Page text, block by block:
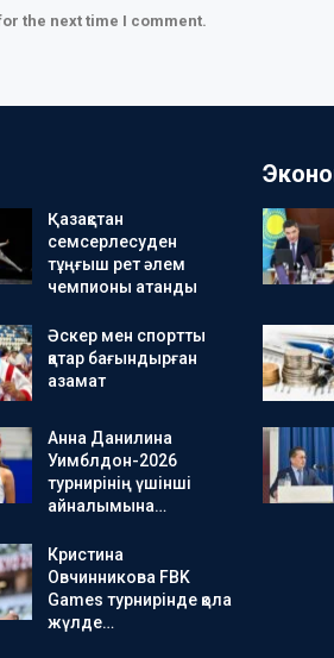
the next time I comment.
Қазақстан
семсерлесуден
тұңғыш рет әлем
чемпионы атанды
Әскер мен спортты
қатар бағындырған
азамат
Анна Данилина
Уимблдон-2026
турнирінің үшінші
айналымына…
Кристина
Овчинникова FBK
Games турнирінде қола
жүлде…